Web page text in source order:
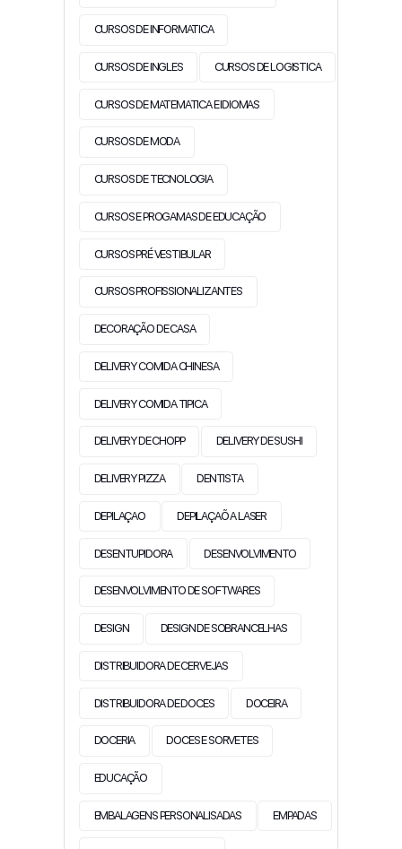
CURSOS DE INFORMATICA
CURSOS DE INGLES CURSOS DE LOGISTICA
CURSOS DE MATEMATICA E IDIOMAS
CURSOS DE MODA
CURSOS DE TECNOLOGIA
CURSOS E PROGAMAS DE EDUCAÇÃO
CURSOS PRÉ VESTIBULAR
CURSOS PROFISSIONALIZANTES
DECORAÇÃO DE CASA
DELIVERY COMIDA CHINESA
DELIVERY COMIDA TIPICA
DELIVERY DE CHOPP DELIVERY DE SUSHI
DELIVERY PIZZA DENTISTA
DEPILAÇAO DEPILAÇAÕ A LASER
DESENTUPIDORA DESENVOLVIMENTO
DESENVOLVIMENTO DE SOFTWARES
DESIGN DESIGN DE SOBRANCELHAS
DISTRIBUIDORA DE CERVEJAS
DISTRIBUIDORA DE DOCES DOCEIRA
DOCERIA DOCES E SORVETES
EDUCAÇÃO
EMBALAGENS PERSONALISADAS EMPADAS